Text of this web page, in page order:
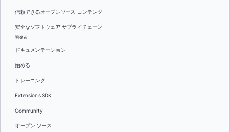
信頼できるオープンソース コンテンツ
安全なソフトウェア サプライチェーン
開発者
ドキュメンテーション
始める
トレーニング
Extensions SDK
Community
オープン ソース